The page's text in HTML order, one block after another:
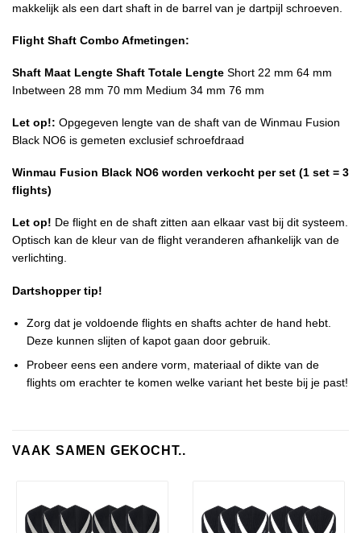
makkelijk als een dart shaft in de barrel van je dartpijl schroeven.
Flight Shaft Combo Afmetingen:
Shaft Maat Lengte Shaft Totale Lengte Short 22 mm 64 mm
Inbetween 28 mm 70 mm Medium 34 mm 76 mm
Let op!: Opgegeven lengte van de shaft van de Winmau Fusion
Black NO6 is gemeten exclusief schroefdraad
Winmau Fusion Black NO6 worden verkocht per set (1 set = 3
flights)
Let op! De flight en de shaft zitten aan elkaar vast bij dit systeem.
Optisch kan de kleur van de flight veranderen afhankelijk van de
verlichting.
Dartshopper tip!
Zorg dat je voldoende flights en shafts achter de hand hebt.
Deze kunnen slijten of kapot gaan door gebruik.
Probeer eens een andere vorm, materiaal of dikte van de
flights om erachter te komen welke variant het beste bij je past!
VAAK SAMEN GEKOCHT..